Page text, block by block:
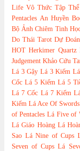
Life Vô Thức Tập
Pentacles An Huyền
Bộ Ảnh Chiêm Tinh
Do Thái Tarot Dự
HOT Herkimer Quartz
Judgement Khảo Cứu
Lá 3 Gậy Lá 3 Kiếm
Cốc Lá 5 Kiếm Lá 5
Lá 7 Cốc Lá 7 Kiếm
Kiếm Lá Ace Of Swords
of Pentacles Lá Five of
Lá Giáo Hoàng Lá
Sao Lá Nine of Cups
Seven of Cups Lá